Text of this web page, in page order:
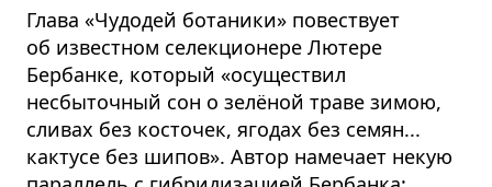
Глава «Чудодей ботаники» повествует
об известном селекционере Лютере
Бербанке, который «осуществил
несбыточный сон о зелёной траве зимою,
сливах без косточек, ягодах без семян...
кактусе без шипов». Автор намечает некую